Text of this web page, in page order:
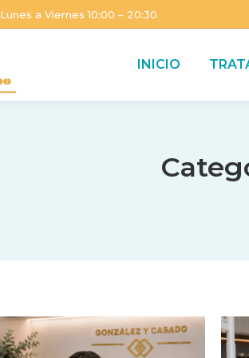
Lunes a Viernes 10:00 – 20:30
INICIO